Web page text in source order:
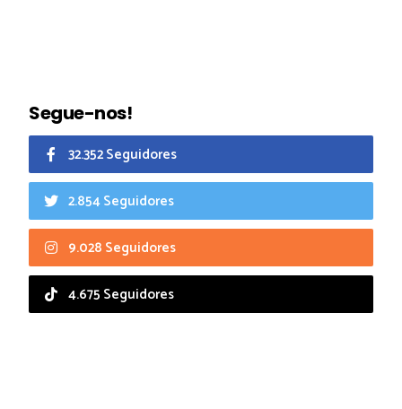
Segue-nos!
32.352 Seguidores
2.854 Seguidores
9.028 Seguidores
4.675 Seguidores